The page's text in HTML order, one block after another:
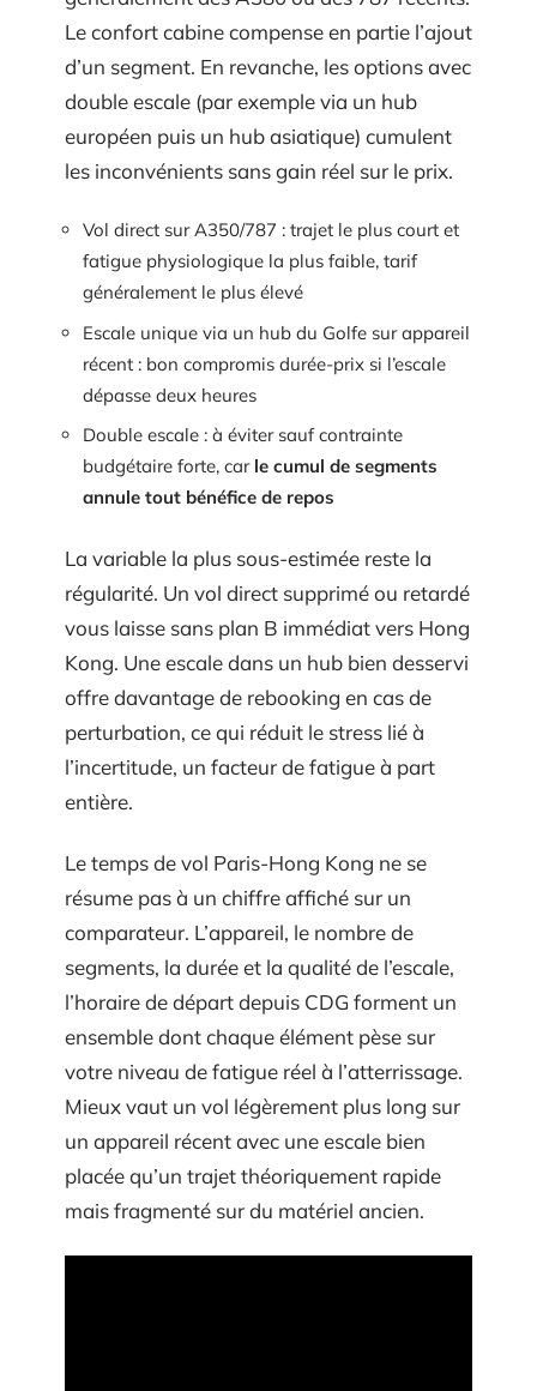
Le confort cabine compense en partie l’ajout
d’un segment. En revanche, les options avec
double escale (par exemple via un hub
européen puis un hub asiatique) cumulent
les inconvénients sans gain réel sur le prix.
Vol direct sur A350/787 : trajet le plus court et
fatigue physiologique la plus faible, tarif
généralement le plus élevé
Escale unique via un hub du Golfe sur appareil
récent : bon compromis durée-prix si l’escale
dépasse deux heures
Double escale : à éviter sauf contrainte
budgétaire forte, car le cumul de segments
annule tout bénéfice de repos
La variable la plus sous-estimée reste la
régularité. Un vol direct supprimé ou retardé
vous laisse sans plan B immédiat vers Hong
Kong. Une escale dans un hub bien desservi
offre davantage de rebooking en cas de
perturbation, ce qui réduit le stress lié à
l’incertitude, un facteur de fatigue à part
entière.
Le temps de vol Paris-Hong Kong ne se
résume pas à un chiffre affiché sur un
comparateur. L’appareil, le nombre de
segments, la durée et la qualité de l’escale,
l’horaire de départ depuis CDG forment un
ensemble dont chaque élément pèse sur
votre niveau de fatigue réel à l’atterrissage.
Mieux vaut un vol légèrement plus long sur
un appareil récent avec une escale bien
placée qu’un trajet théoriquement rapide
mais fragmenté sur du matériel ancien.